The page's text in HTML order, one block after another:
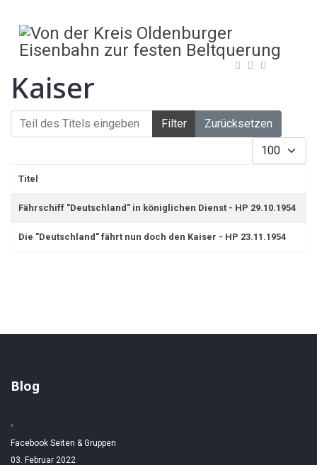
Kaiser
Teil des Titels eingeben
Filter Zurücksetzen
Anzeige #
Titel
Fährschiff "Deutschland" in königlichen Dienst - HP 29.10.1954
Die "Deutschland" fährt nun doch den Kaiser - HP 23.11.1954
Blog
Facebook Seiten & Gruppen
03. Februar 2022